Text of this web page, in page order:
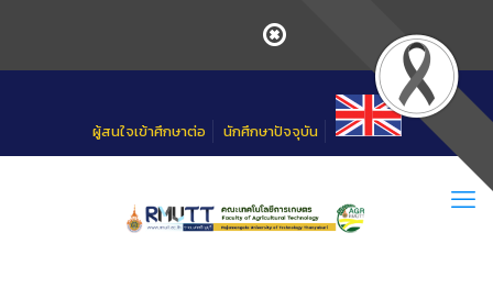
ผู้สนใจเข้าศึกษาต่อ นักศึกษาปัจจุบัน